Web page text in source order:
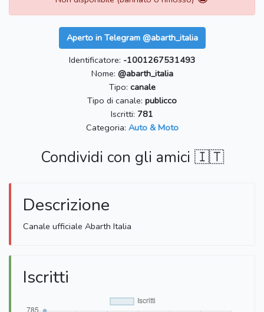
Aperto in Telegram @abarth_italia
Identificatore: -1001267531493
Nome: @abarth_italia
Tipo: canale
Tipo di canale: publicco
Iscritti: 781
Categoria: Auto & Moto
Condividi con gli amici 🇮🇹
Descrizione
Canale ufficiale Abarth Italia
Iscritti